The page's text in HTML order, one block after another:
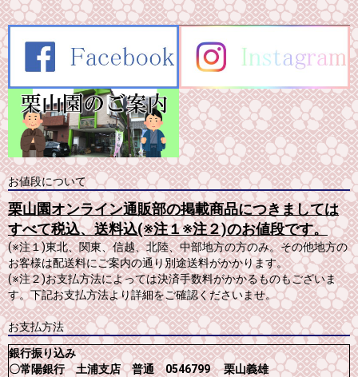
お値段について
栗山園オンライン通販部の掲載商品につきましては
すべて税込、送料込(※注１※注２)のお値段です。
(※注１)東北、関東、信越、北陸、中部地方の方のみ。その他地方の
お客様は配送料にご案内の通り別途送料がかかります。
(※注２)お支払方法によっては決済手数料がかかるものもございま
す。下記お支払方法より詳細をご確認くださいませ。
お支払方法
銀行振り込み
〇常陽銀行 土浦支店 普通 0546799 栗山義雄